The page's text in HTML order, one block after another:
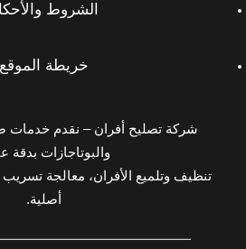
الشروط
خريطة الموقع
شركة تصليح أفران – نقدم خدمات
والبوتاجازات بدقة
تنظيف وتلميع الأفران، معالجة تسريب
أصلية.